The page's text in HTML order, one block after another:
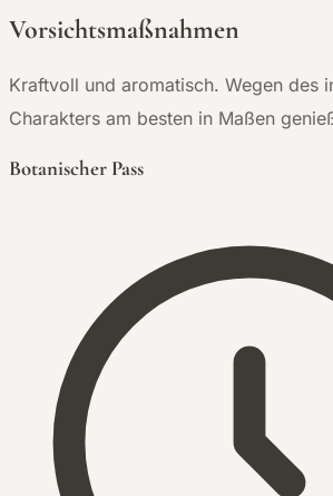
Vorsichtsmaßnahmen
Kraftvoll und aromatisch. Wegen des
Charakters am besten in Maßen
Botanischer Pass